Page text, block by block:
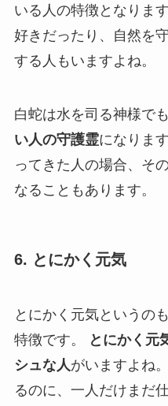
いる人の特徴となりま
好きだったり、自然を
する人もいますよね。
白蛇は水を司る神様で
い人の守護霊になりま
ってきた人の場合、そ
なることもあります。
6. とにかく元気
とにかく元気というの
特徴です。
とにかく元
シュな人 がいますよね
るのに、一人だけまだ